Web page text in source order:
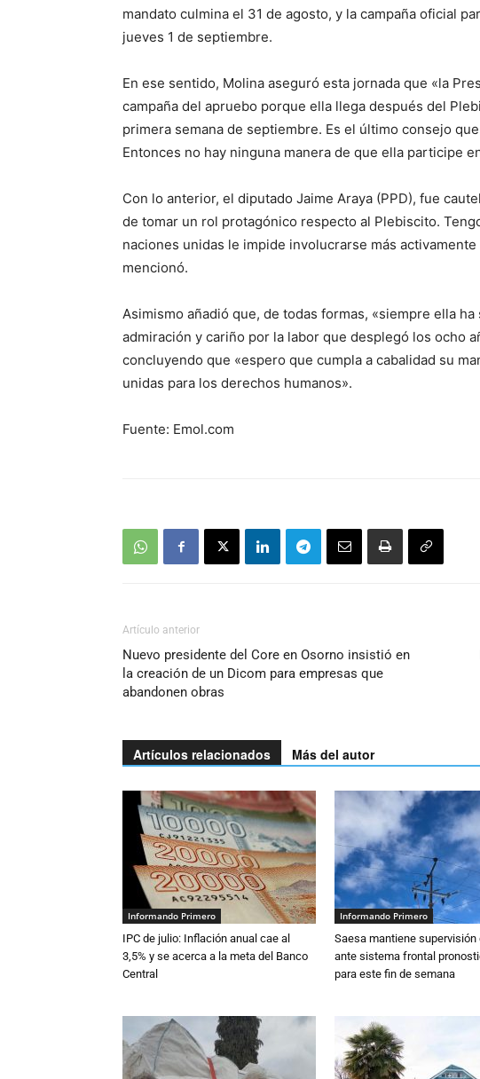
mandato culmina el 31 de agosto, y la campaña oficial
jueves 1 de septiembre.
En ese sentido, Molina aseguró esta jornada que «la
campaña del apruebo porque ella llega después del
primera semana de septiembre. Es el último consejo
Entonces no hay ninguna manera de que ella participe
Con lo anterior, el diputado Jaime Araya (PPD), fue
de tomar un rol protagónico respecto al Plebiscito.
naciones unidas le impide involucrarse más
mencionó.
Asimismo añadió que, de todas formas, «siempre ella
admiración y cariño por la labor que desplegó los ocho
concluyendo que «espero que cumpla a cabalidad su
unidas para los derechos humanos».
Fuente: Emol.com
Artículo anterior
Nuevo presidente del Core en Osorno insistió en
la creación de un Dicom para empresas que
abandonen obras
Artículos relacionados Más del autor
Informando Primero
IPC de julio: Inflación anual cae al
3,5% y se acerca a la meta del Banco
Central
Informando Primero
Saesa mantiene supervisión
ante sistema frontal
para este fin de semana